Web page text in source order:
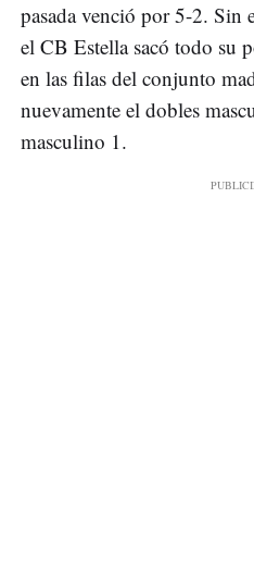
pasada venció por 5-2. Sin
el CB Estella sacó todo su
en las filas del conjunto
nuevamente el dobles
masculino 1.